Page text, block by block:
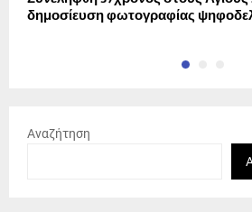
δημοσίευση φωτογραφίας
Αναζήτηση